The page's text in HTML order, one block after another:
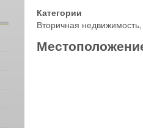
Категории
Вторичная недвижимость